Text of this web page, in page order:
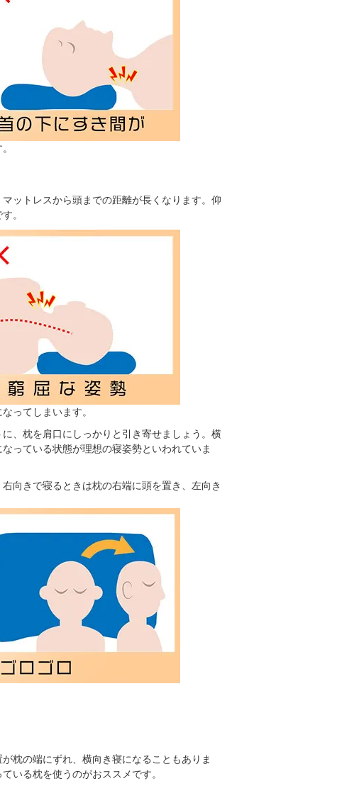
ットレスから頭までの距離が長くなります。仰
。
ってしまいます。
、枕を肩口にしっかりと引き寄せましょう。横
っている状態が理想の寝姿勢といわれていま
向きで寝るときは枕の右端に頭を置き、左向き
枕の端にずれ、横向き寝になることもありま
いる枕を使うのがおススメです。